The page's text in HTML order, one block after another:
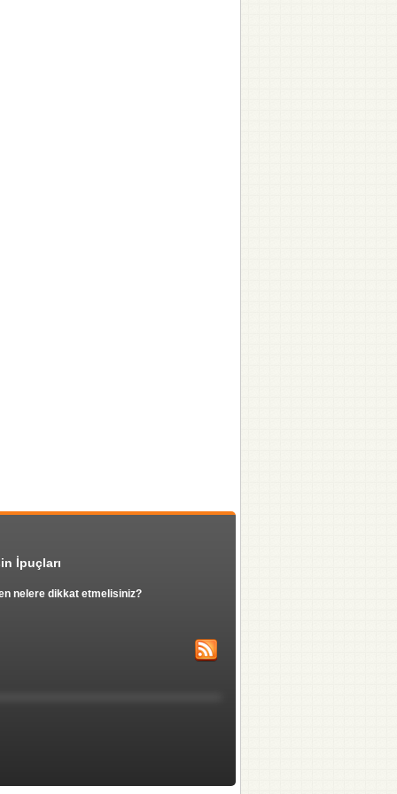
İpuçları
nelere dikkat etmelisiniz?